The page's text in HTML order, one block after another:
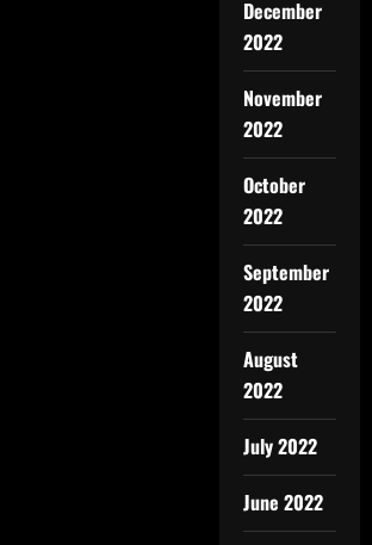
December
2022
November
2022
October
2022
September
2022
August
2022
July 2022
June 2022